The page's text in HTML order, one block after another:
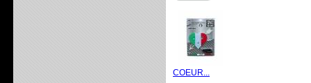
COEUR...